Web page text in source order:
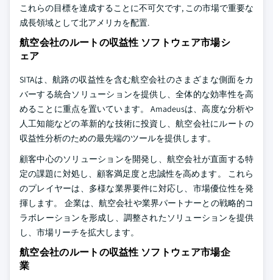
これらの目標を達成することに不可欠です, この市場で重要な
成長領域として北アメリカを配置.
航空会社のルートの収益性 ソフトウェア市場シ
ェア
SITAは、航路の収益性を含む航空会社のさまざまな側面をカ
バーする統合ソリューションを提供し、全体的な効率性を高
めることに重点を置いています。 Amadeusは、高度な分析や
人工知能などの革新的な技術に投資し、航空会社にルートの
収益性分析のための最先端のツールを提供します。
顧客中心のソリューションを開発し、航空会社が直面する特
定の課題に対処し、顧客満足度と忠誠性を高めます。 これら
のプレイヤーは、多様な業界要件に対応し、市場優位性を発
揮します。 企業は、航空会社や業界パートナーとの戦略的コ
ラボレーションを形成し、調整されたソリューションを提供
し、市場リーチを拡大します。
航空会社のルートの収益性 ソフトウェア市場企
業